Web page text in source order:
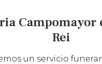
Campomayor
Rei
un servicio